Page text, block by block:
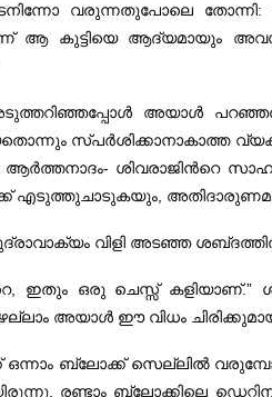
വരുന്നതുപോലെ തോന്നി:
ആ കുട്ടിയെ ആദ്യമായും
അയാള്‍
സ്‌പര്‍ശിക്കാനാകാത്ത
ശിവരാജിന്‍റെ
എടുത്തുചാടുകയും,
വിളി അടഞ്ഞ
ഇതും ഒരു ചെസ്സ്‌ കളിയാണ്‌.”
അയാള്‍ ഈ വിധം
ഒന്നാം ബ്ലോക്ക്‌ സെല്ലില്‍
രണ്ടാം ബ്ലോക്കിലെ